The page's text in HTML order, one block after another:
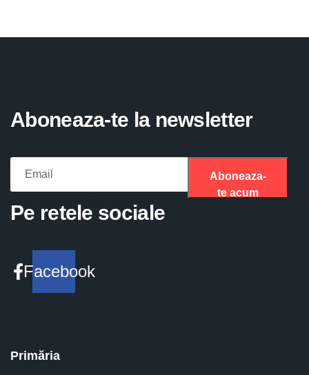
Aboneaza-te la newsletter
Aboneaza-
te acum
Pe retele sociale
Facebook
Primăria